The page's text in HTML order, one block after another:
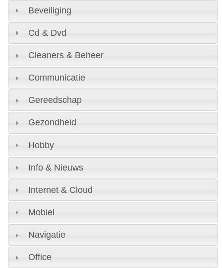
Beveiliging
Cd & Dvd
Cleaners & Beheer
Communicatie
Gereedschap
Gezondheid
Hobby
Info & Nieuws
Internet & Cloud
Mobiel
Navigatie
Office